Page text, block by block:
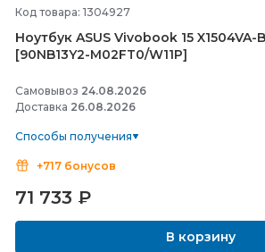
Код товара: 1304927
Ноутбук ASUS Vivobook 15 X1504VA-
[90NB13Y2-M02FT0/W11P]
Самовывоз 24.08.2026
Доставка 26.08.2026
Способы получения
+717 бонусов
71 733 ₽
В корзину